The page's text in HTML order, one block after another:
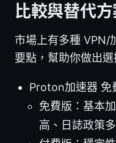
比較與替代方
市場上有多種 VPN/
要點，幫助你做出選
Proton加速器 免
免費版：基本
高、日誌政策多